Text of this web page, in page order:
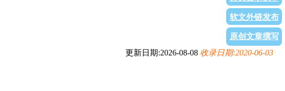
软文外链发布
原创文章撰写
更新日期:2026-08-08 收录日期:2020-06-03